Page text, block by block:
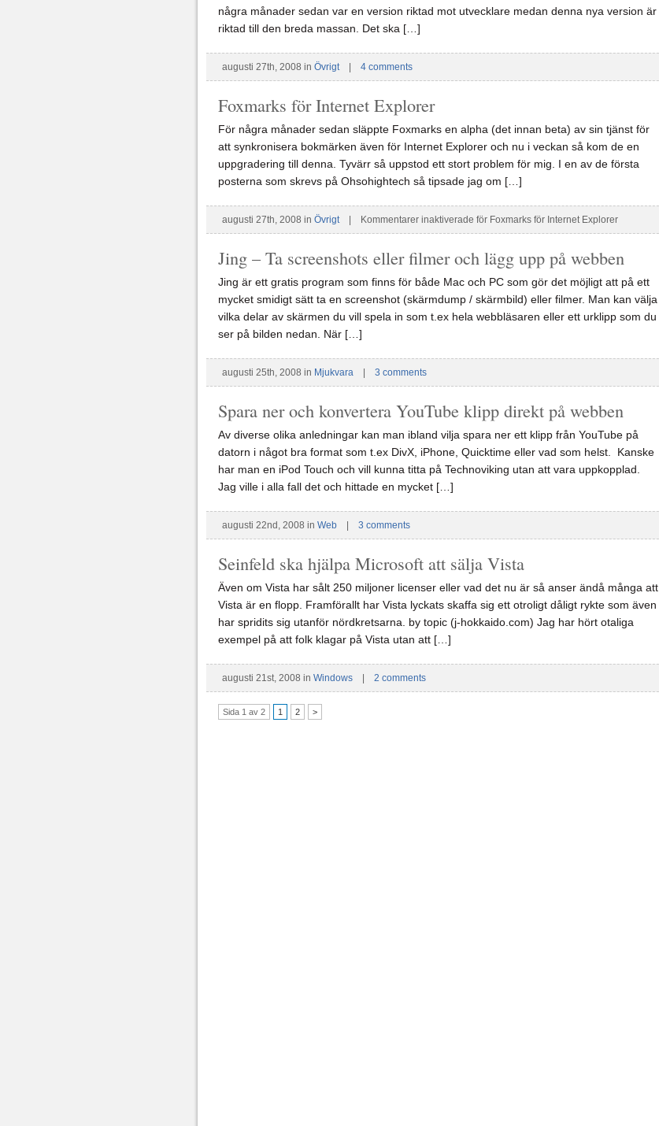
några månader sedan var en version riktad mot utvecklare medan denna nya version är
riktad till den breda massan. Det ska […]
augusti 27th, 2008 in Övrigt| 4 comments
Foxmarks för Internet Explorer
För några månader sedan släppte Foxmarks en alpha (det innan beta) av sin tjänst för
att synkronisera bokmärken även för Internet Explorer och nu i veckan så kom de en
uppgradering till denna. Tyvärr så uppstod ett stort problem för mig. I en av de första
posterna som skrevs på Ohsohightech så tipsade jag om […]
augusti 27th, 2008 in Övrigt| Kommentarer inaktiverade för Foxmarks för Internet Explorer
Jing – Ta screenshots eller filmer och lägg upp på webben
Jing är ett gratis program som finns för både Mac och PC som gör det möjligt att på ett
mycket smidigt sätt ta en screenshot (skärmdump / skärmbild) eller filmer. Man kan välja
vilka delar av skärmen du vill spela in som t.ex hela webbläsaren eller ett urklipp som du
ser på bilden nedan. När […]
augusti 25th, 2008 in Mjukvara 3 comments
Spara ner och konvertera YouTube klipp direkt på webben
Av diverse olika anledningar kan man ibland vilja spara ner ett klipp från YouTube på
datorn i något bra format som t.ex DivX, iPhone, Quicktime eller vad som helst. Kanske
har man en iPod Touch och vill kunna titta på Technoviking utan att vara uppkopplad.
Jag ville i alla fall det och hittade en mycket […]
augusti 22nd, 2008 in Web 3 comments
Seinfeld ska hjälpa Microsoft att sälja Vista
Även om Vista har sålt 250 miljoner licenser eller vad det nu är så anser ändå många att
Vista är en flopp. Framförallt har Vista lyckats skaffa sig ett otroligt dåligt rykte som även
har spridits sig utanför nördkretsarna. by topic (j-hokkaido.com) Jag har hört otaliga
exempel på att folk klagar på Vista utan att […]
augusti 21st, 2008 in Windows 2 comments
Sida 1 av 2 1 2 >